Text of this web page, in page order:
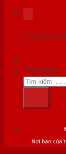
Chưa có
Tìm kiếm:
Nơi bán cửa